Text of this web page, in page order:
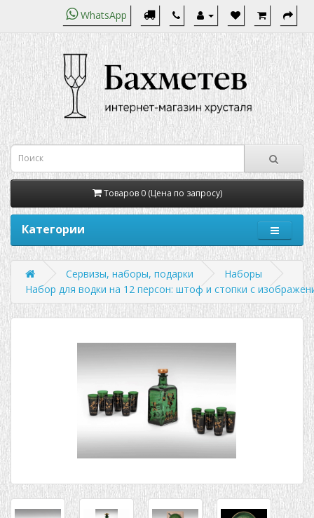
WhatsApp
Товаров 0 (Цена по запросу)
Категории
Сервизы, наборы, подарки
Наборы
Набор для водки на 12 персон: штоф и стопки с